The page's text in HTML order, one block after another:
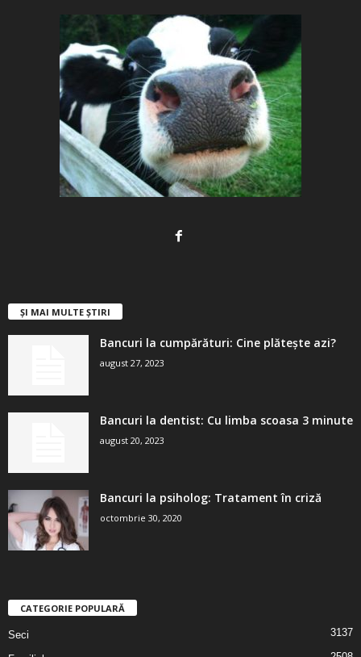
ȘI MAI MULTE ȘTIRI
Bancuri la cumpărături: Cine plătește azi?
august 27, 2023
Bancuri la dentist: Cu limba scoasa 3 minute
august 20, 2023
Bancuri la psiholog: Tratament în criză
octombrie 30, 2020
CATEGORIE POPULARĂ
Seci 3137